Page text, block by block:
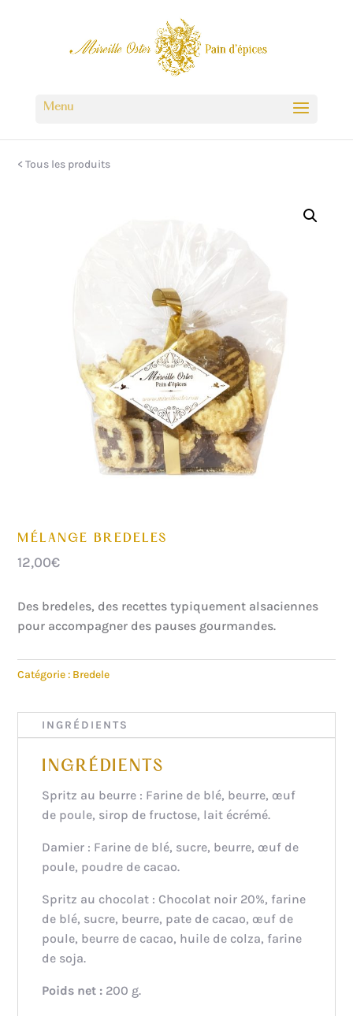
< Tous les produits
MÉLANGE BREDELES
12,00€
Des bredeles, des recettes typiquement alsaciennes
pour accompagner des pauses gourmandes.
Catégorie : Bredele
INGRÉDIENTS
INGRÉDIENTS
Spritz au beurre : Farine de blé, beurre, œuf
de poule, sirop de fructose, lait écrémé.
Damier : Farine de blé, sucre, beurre, œuf de
poule, poudre de cacao.
Spritz au chocolat : Chocolat noir 20%, farine
de blé, sucre, beurre, pate de cacao, œuf de
poule, beurre de cacao, huile de colza, farine
de soja.
Poids net : 200 g.